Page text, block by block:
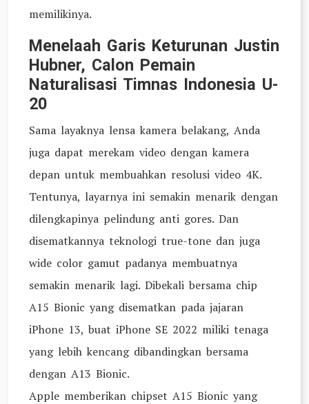
memilikinya.
Menelaah Garis Keturunan Justin
Hubner, Calon Pemain
Naturalisasi Timnas Indonesia U-
20
Sama layaknya lensa kamera belakang, Anda
juga dapat merekam video dengan kamera
depan untuk membuahkan resolusi video 4K.
Tentunya, layarnya ini semakin menarik dengan
dilengkapinya pelindung anti gores. Dan
disematkannya teknologi true-tone dan juga
wide color gamut padanya membuatnya
semakin menarik lagi. Dibekali bersama chip
A15 Bionic yang disematkan pada jajaran
iPhone 13, buat iPhone SE 2022 miliki tenaga
yang lebih kencang dibandingkan bersama
dengan A13 Bionic.
Apple memberikan chipset A15 Bionic yang